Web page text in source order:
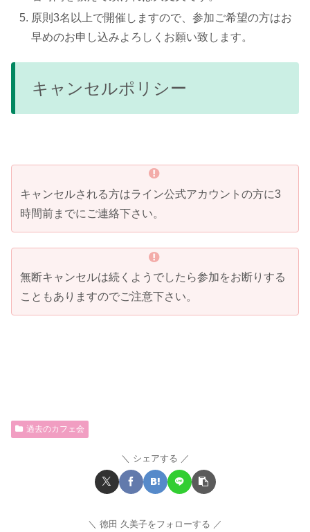
原則3名以上で開催しますので、参加ご希望の方はお
早めのお申し込みよろしくお願い致します。
キャンセルポリシー
キャンセルされる方はライン公式アカウントの方に3
時間前までにご連絡下さい。
無断キャンセルは続くようでしたら参加をお断りする
こともありますのでご注意下さい。
過去のカフェ会
シェアする
徳田 久美子をフォローする